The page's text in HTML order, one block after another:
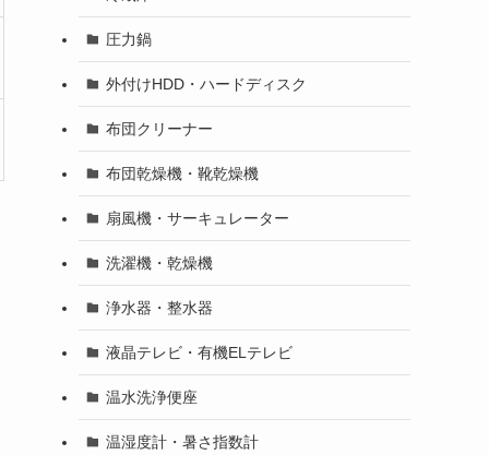
圧力鍋
外付けHDD・ハードディスク
布団クリーナー
布団乾燥機・靴乾燥機
扇風機・サーキュレーター
洗濯機・乾燥機
浄水器・整水器
液晶テレビ・有機ELテレビ
温水洗浄便座
温湿度計・暑さ指数計